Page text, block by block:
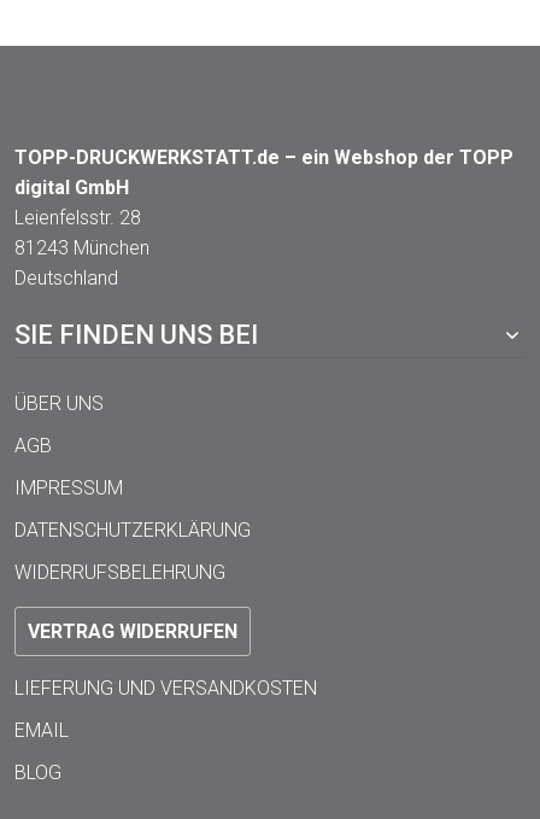
TOPP-DRUCKWERKSTATT.de – ein Webshop der TOPP
digital GmbH
Leienfelsstr. 28
81243 München
Deutschland
SIE FINDEN UNS BEI
ÜBER UNS
AGB
IMPRESSUM
DATENSCHUTZERKLÄRUNG
WIDERRUFSBELEHRUNG
VERTRAG WIDERRUFEN
LIEFERUNG UND VERSANDKOSTEN
EMAIL
BLOG